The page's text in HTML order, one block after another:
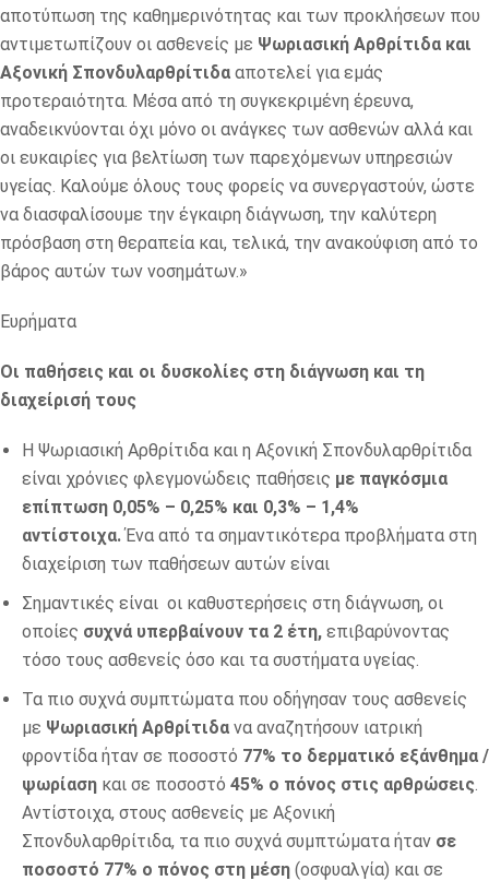
αποτύπωση της καθημερινότητας και των προκλήσεων που
αντιμετωπίζουν οι ασθενείς με Ψωριασική Αρθρίτιδα και
Αξονική Σπονδυλαρθρίτιδα αποτελεί για εμάς
προτεραιότητα. Μέσα από τη συγκεκριμένη έρευνα,
αναδεικνύονται όχι μόνο οι ανάγκες των ασθενών αλλά και
οι ευκαιρίες για βελτίωση των παρεχόμενων υπηρεσιών
υγείας. Καλούμε όλους τους φορείς να συνεργαστούν, ώστε
να διασφαλίσουμε την έγκαιρη διάγνωση, την καλύτερη
πρόσβαση στη θεραπεία και, τελικά, την ανακούφιση από το
βάρος αυτών των νοσημάτων.»
Ευρήματα
Οι παθήσεις και οι δυσκολίες στη διάγνωση και τη
διαχείρισή τους
Η Ψωριασική Αρθρίτιδα και η Αξονική Σπονδυλαρθρίτιδα
είναι χρόνιες φλεγμονώδεις παθήσεις με παγκόσμια
επίπτωση 0,05% – 0,25% και 0,3% – 1,4%
αντίστοιχα.Ένα από τα σημαντικότερα προβλήματα στη
διαχείριση των παθήσεων αυτών είναι
Σημαντικές είναι οι καθυστερήσεις στη διάγνωση, οι
οποίες συχνά υπερβαίνουν τα 2 έτη, επιβαρύνοντας
τόσο τους ασθενείς όσο και τα συστήματα υγείας.
Τα πιο συχνά συμπτώματα που οδήγησαν τους ασθενείς
με Ψωριασική Αρθρίτιδα να αναζητήσουν ιατρική
φροντίδα ήταν σε ποσοστό 77% το δερματικό εξάνθημα /
ψωρίαση και σε ποσοστό 45% ο πόνος στις αρθρώσεις
Αντίστοιχα, στους ασθενείς με Αξονική
Σπονδυλαρθρίτιδα, τα πιο συχνά συμπτώματα ήταν σε
ποσοστό 77% ο πόνος στη μέση (οσφυαλγία) και σε